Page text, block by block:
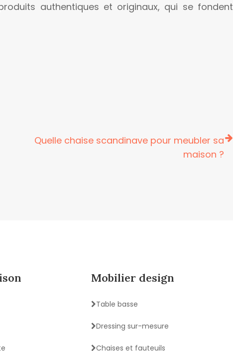
authentiques et originaux, qui se fondent
Quelle chaise scandinave pour meubler sa
maison ?
Mobilier design
Table basse
Dressing sur-mesure
Chaises et fauteuils